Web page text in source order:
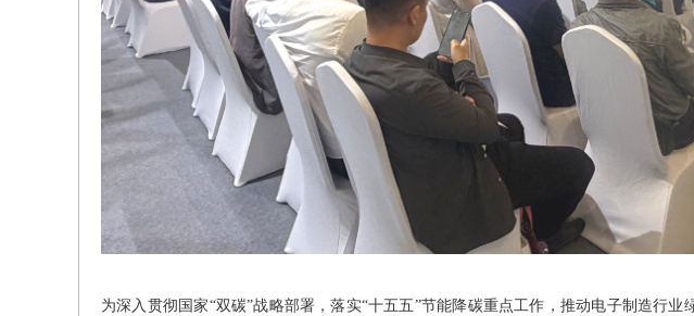
为深入贯彻国家“双碳”战略部署，落实“十五五”节能降碳重点工作，推动电子制造行业